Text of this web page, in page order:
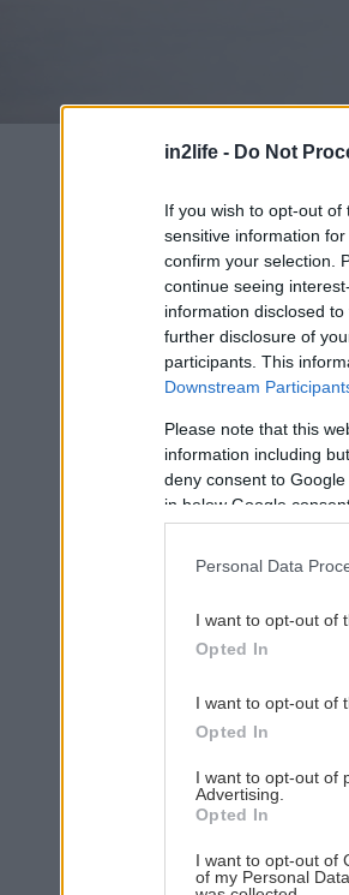
in2life - Do Not
If you wish to opt-out
sensitive information
confirm your selection.
continue seeing
information disclosed
further disclosure of
participants. This
Downstream
Please note that this
information including
deny consent to
in below Google
Personal Data
I want to opt-out of
Opted In
I want to opt-out of
Opted In
I want to opt-out of
Advertising.
Opted In
I want to opt-out of
of my Personal